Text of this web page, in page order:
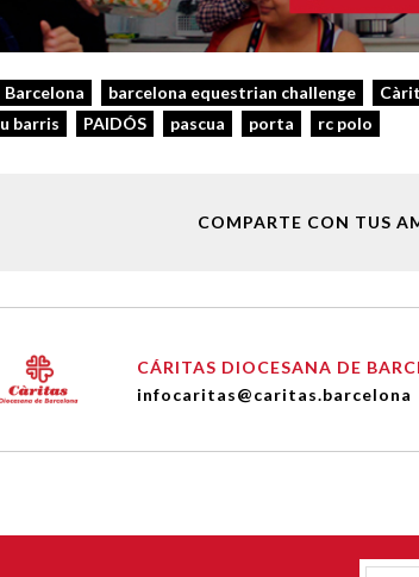
Barcelona barcelona equestrian challenge
barris
PAIDÓS pascua porta rc polo
COMPARTE CON TUS
CÁRITAS DIOCESANA DE
infocaritas@caritas.barcelona